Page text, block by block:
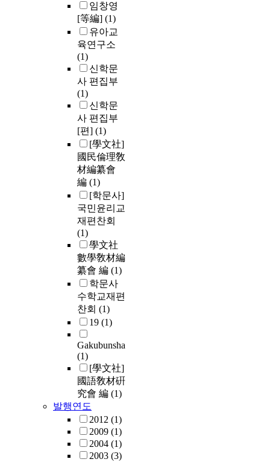
임창영
[等編] (1)
유아교
육연구소
(1)
신학문
사 편집부
(1)
신학문
사 편집부
[편] (1)
[學文社]
國民倫理敎
材編纂會
編 (1)
[학문사]
국민윤리교
재편찬회
(1)
學文社
數學敎材編
纂會 編 (1)
학문사
수학교재편
찬회 (1)
19 (1)
Gakubunsha
(1)
[學文社]
國語敎材硏
究會 編 (1)
발행연도
2012 (1)
2009 (1)
2004 (1)
2003 (3)